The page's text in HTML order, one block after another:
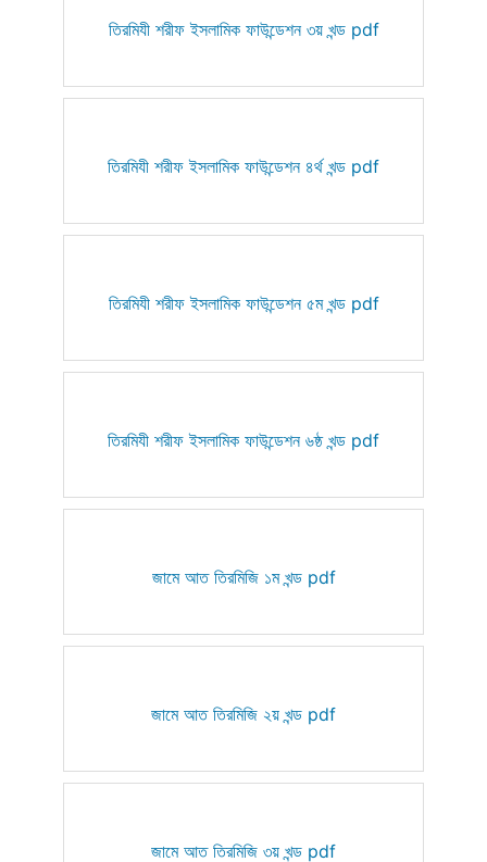
তিরমিযী শরীফ ইসলামিক ফাউন্ডেশন ৩য় খন্ড pdf
তিরমিযী শরীফ ইসলামিক ফাউন্ডেশন ৪র্থ খন্ড pdf
তিরমিযী শরীফ ইসলামিক ফাউন্ডেশন ৫ম খন্ড pdf
তিরমিযী শরীফ ইসলামিক ফাউন্ডেশন ৬ষ্ঠ খন্ড pdf
জামে আত তিরমিজি ১ম খন্ড pdf
জামে আত তিরমিজি ২য় খন্ড pdf
জামে আত তিরমিজি ৩য় খন্ড pdf